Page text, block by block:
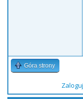
Góra strony